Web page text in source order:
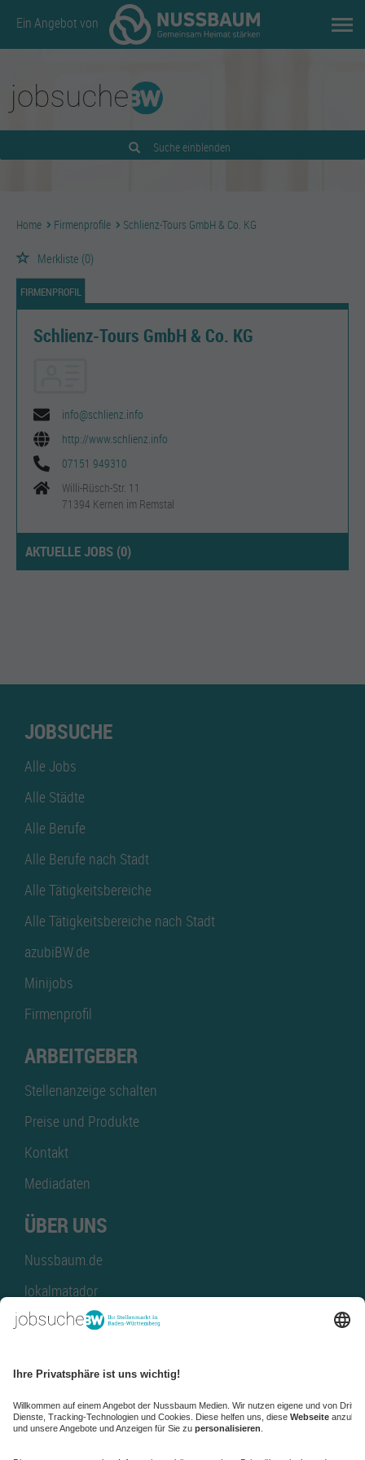
Ein Angebot von
Suche einblenden
Home Firmenprofile Schlienz-Tours GmbH & Co. KG
Merkliste (0)
FIRMENPROFIL
Schlienz-Tours GmbH & Co. KG
info@schlienz.info
http://www.schlienz.info
07151 949310
Willi-Rüsch-Str. 11
71394 Kernen im Remstal
AKTUELLE JOBS (0)
JOBSUCHE
Alle Jobs
Alle Städte
Alle Berufe
Alle Berufe nach Stadt
Alle Tätigkeitsbereiche
Alle Tätigkeitsbereiche nach Stadt
azubiBW.de
Minijobs
Firmenprofil
ARBEITGEBER
Stellenanzeige schalten
Preise und Produkte
Kontakt
Mediadaten
ÜBER UNS
Nussbaum.de
lokalmatador
kaufinBW
NussbaumID
Nussbaum Medien